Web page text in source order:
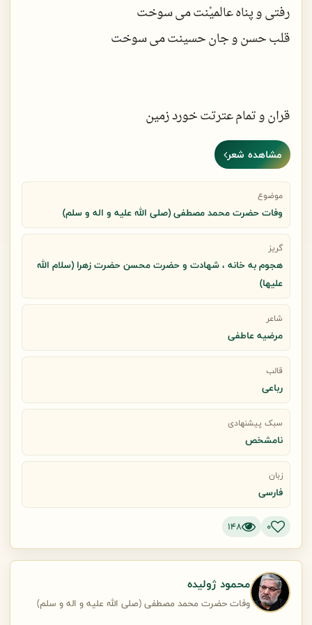
رفتی و پناه عالمیْنت می سوخت
قلب حسن و جان حسینت می سوخت
قران و تمام عترتت خورد زمین
در شعله حدیث ثقلینت می سوخت!
مشاهده شعر
موضوع
وفات حضرت محمد مصطفی (صلی الله علیه و اله و سلم)
گریز
هجوم به خانه ، شهادت و حضرت محسن حضرت زهرا (سلام الله
علیها)
شاعر
مرضیه عاطفی
قالب
رباعی
سبک پیشنهادی
نامشخص
زبان
فارسی
0
148
محمود ژولیده
وفات حضرت محمد مصطفی (صلی الله علیه و اله و سلم)